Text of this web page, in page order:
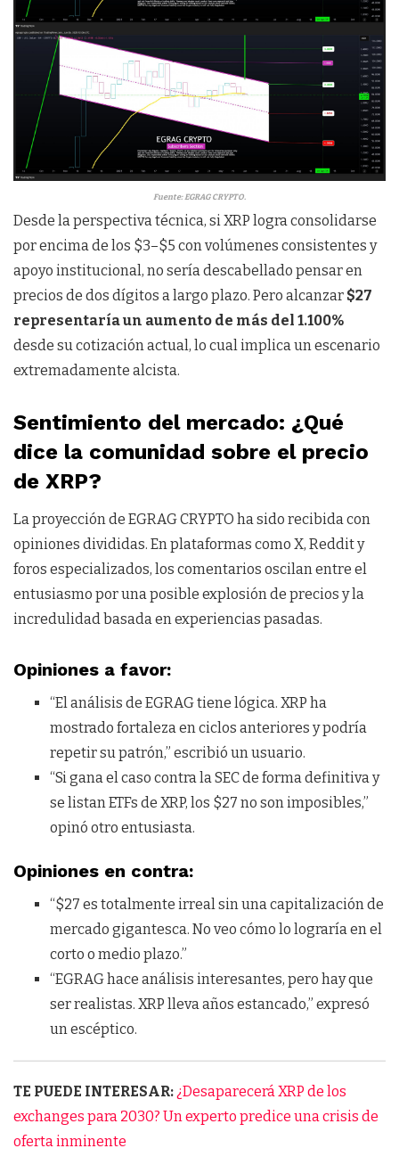
Fuente: EGRAG CRYPTO.
Desde la perspectiva técnica, si XRP logra consolidarse
por encima de los $3–$5 con volúmenes consistentes y
apoyo institucional, no sería descabellado pensar en
precios de dos dígitos a largo plazo. Pero alcanzar $27
representaría un aumento de más del 1.100%
desde su cotización actual, lo cual implica un escenario
extremadamente alcista.
Sentimiento del mercado: ¿Qué
dice la comunidad sobre el precio
de XRP?
La proyección de EGRAG CRYPTO ha sido recibida con
opiniones divididas. En plataformas como X, Reddit y
foros especializados, los comentarios oscilan entre el
entusiasmo por una posible explosión de precios y la
incredulidad basada en experiencias pasadas.
Opiniones a favor:
“El análisis de EGRAG tiene lógica. XRP ha
mostrado fortaleza en ciclos anteriores y podría
repetir su patrón,” escribió un usuario.
“Si gana el caso contra la SEC de forma definitiva y
se listan ETFs de XRP, los $27 no son imposibles,”
opinó otro entusiasta.
Opiniones en contra:
“$27 es totalmente irreal sin una capitalización de
mercado gigantesca. No veo cómo lo lograría en el
corto o medio plazo.”
“EGRAG hace análisis interesantes, pero hay que
ser realistas. XRP lleva años estancado,” expresó
un escéptico.
TE PUEDE INTERESAR: ¿Desaparecerá XRP de los
exchanges para 2030? Un experto predice una crisis de
oferta inminente